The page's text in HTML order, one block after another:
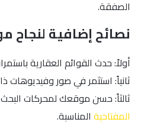
الصفقة.
نصائح إضافية لنجاح
أولاً: حدث القوائم العقارية
ثانياً: استثمر في صور وفيديوهات
ثالثاً: حسن موقعك لمحركات
المفتاحيةالمناسبة.